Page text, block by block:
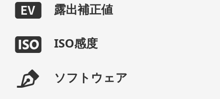
露出補正値
ISO感度
ソフトウェア